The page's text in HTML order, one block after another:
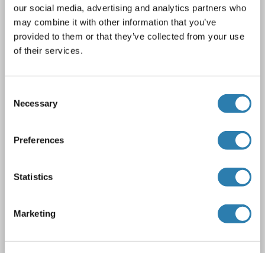
our social media, advertising and analytics partners who
may combine it with other information that you’ve
provided to them or that they’ve collected from your use
of their services.
Selection
Necessary
Preferences
Statistics
Marketing
1.67-40 ng/mL
Plasma, Serum, Tissue Homogenate
1 image
N° du produit ABIN365805